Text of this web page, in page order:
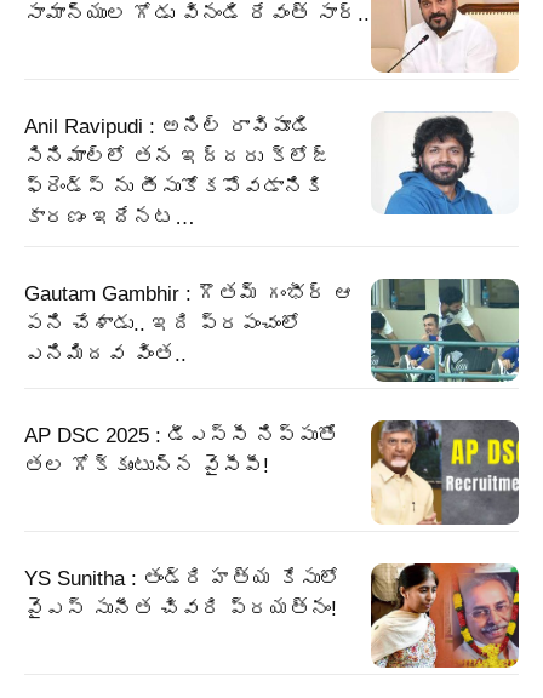
సామాన్యుల గోడు వినండి రేవంత్ సార్..
Anil Ravipudi : అనిల్ రావిపూడి
సినిమాల్లో తన ఇద్దరు క్లోజ్
ఫ్రెండ్స్ ను తీసుకోకపోవడానికి
కారణం ఇదేనట…
Gautam Gambhir : గౌతమ్ గంభీర్ ఆ
పని చేశాడు.. ఇది ప్రపంచంలో
ఎనిమిదవ వింత..
AP DSC 2025 : డీఎస్సీ నిప్పుతో
తల గోక్కుంటున్న వైసీపీ!
YS Sunitha : తండ్రి హత్య కేసులో
వైఎస్ సునీత చివరి ప్రయత్నం!